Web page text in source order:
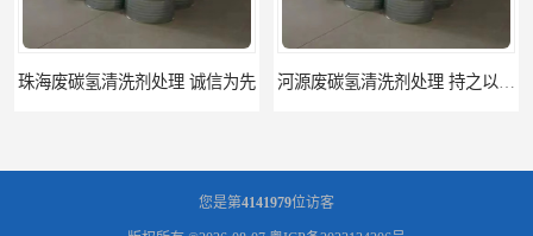
河源废碳氢清洗剂处理 持之以恒为客户服务
您是第4141979位访客